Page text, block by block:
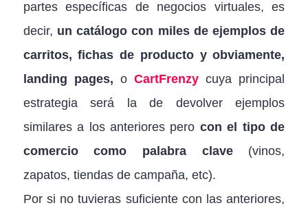
partes específicas de negocios virtuales, es
decir, un catálogo con miles de ejemplos de
carritos, fichas de producto y obviamente,
landing pages, o CartFrenzy cuya principal
estrategia será la de devolver ejemplos
similares a los anteriores pero con el tipo de
comercio como palabra clave (vinos,
zapatos, tiendas de campaña, etc).
Por si no tuvieras suficiente con las anteriores,